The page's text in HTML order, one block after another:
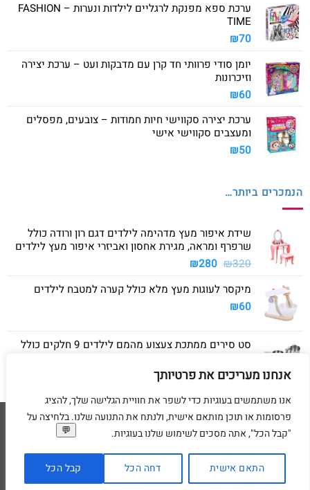
אנחנו מעריכים את פרטיותך
אנו משתמשים בעוגיות כדי לשפר את חוויית הגלישה שלך, להציג
פרסומות או תוכן מותאם אישית, ולנתח את התנועה שלנו. בלחיצה על
"קבל הכל", אתה מסכים לשימוש שלנו בעוגיות.
התאם אישית דחה הכל קבל הכל
ערכת ספא מפנקת לרגליים לילדות ונערות – FASHION
TIME
₪70
יומן סודי פרוותי חד קרן עם מדבקות ועט – ערכת יצירה
וזיכרונות
₪60
ערכת יצירה סקווישי חיות חמודות – צובעים, מפסלים
ומעצבים סקווישי אישי
₪50
הנמכרים ביותר…
שידת איפור מעץ מדהימה לילדים דגם רון ורודה כולל
שרפרף ומראה, מגירת אחסון ואביזרי איפור מעץ לילדים
₪320
המחיר
היה:
₪280 המחיר
הוא:
מיקסר לעוגות מעץ מלא כולל קערה למטבח לילדים
₪60
סט סירים ממתכת צעצוע מהמם לילדים 9 חלקים כולל
₪40
Visa
MasterCard
American
Express
Visa
דף הבית מדיניות משלוחים מדיניות החזרת מוצרים תקנון מדיניות פרטיות
בקשת מחיקת פרטים אישיים
בניית ועיצוב אתרי מסחר Code&Concept Copyright 2026 ©